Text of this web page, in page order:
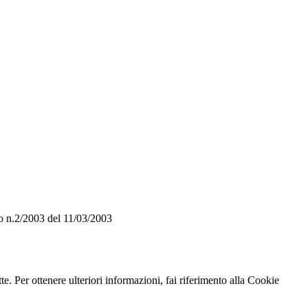
2003 del 11/03/2003
Per ottenere ulteriori informazioni, fai riferimento alla Cookie